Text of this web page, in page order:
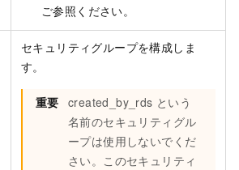
ご参照ください。
セキュリティグループを構成しま
す。
重要 created_by_rds という
名前のセキュリティグル
ープは使用しないでくだ
さい。このセキュリティ